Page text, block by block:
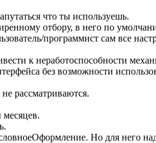
что ты используешь.
отбору, в него по
программист сам все
к неработоспособности
без возможности
рассматриваются.
Но для него